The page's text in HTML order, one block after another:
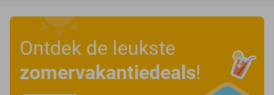
Ontdek de leukste
zomervakantiedeals!